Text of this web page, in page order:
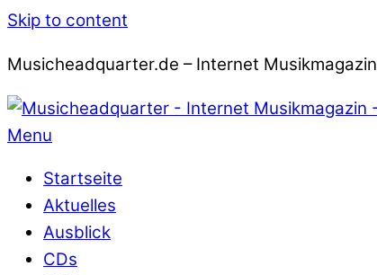
Skip to content
Musicheadquarter.de – Internet Musikmagazin
Menu
Startseite
Aktuelles
Ausblick
CDs